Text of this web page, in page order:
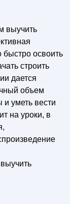
выучить
быстро освоить
строить
дается
объем
и уметь вести
на уроки, в